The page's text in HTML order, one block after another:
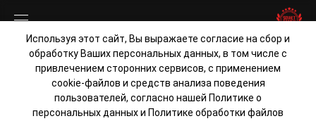
Я календарь переверну…
Используя этот сайт, Вы выражаете согласие на сбор и
обработку Ваших персональных данных, в том числе с
привлечением сторонних сервисов, с применением
cookie-файлов и средств анализа поведения
пользователей, согласно нашей Политике о
персональных данныхи Политике обработки файлов